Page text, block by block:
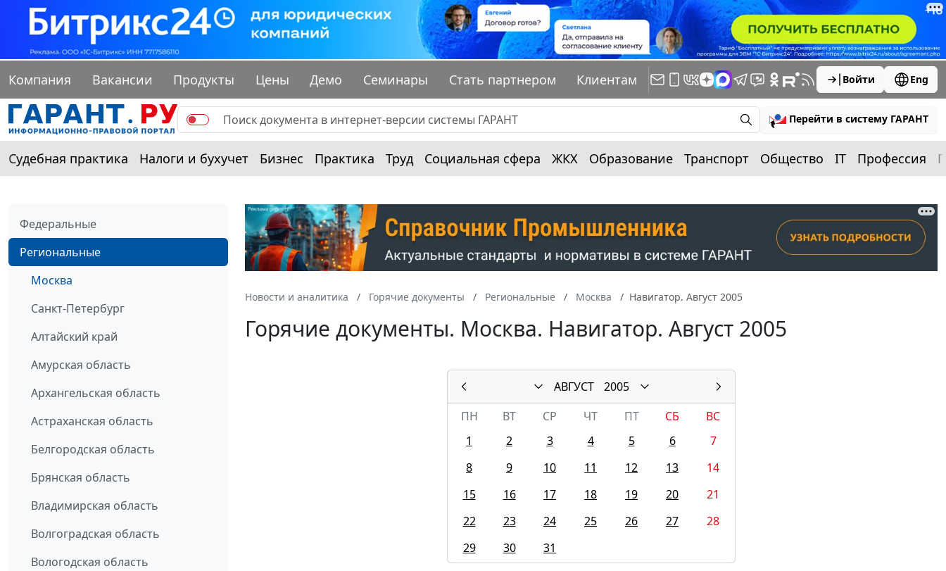
Компания Вакансии Продукты Цены Демо Семинары Стать партнером Клиентам Войти Eng
Перейти в систему ГАРАНТ
Судебная практика Налоги и бухучет Бизнес Практика Труд Социальная сфера ЖКХ Образование Транспорт Общество IT Профессия
Федеральные
Региональные
Москва
Санкт-Петербург
Алтайский край
Амурская область
Архангельская область
Астраханская область
Белгородская область
Брянская область
Владимирская область
Волгоградская область
Вологодская область
Новости и аналитика Горячие документы Региональные Москва Навигатор. Август 2005
Горячие документы. Москва. Навигатор. Август 2005
АВГУСТ
2005
ПН
ВТ СР ЧТ ПТ СБ
ВС
1
2 3 4 5 6
7
8
9 10 11 12 13
14
15
16 17 18 19 20
21
22
23 24 25 26 27
28
29
30 31